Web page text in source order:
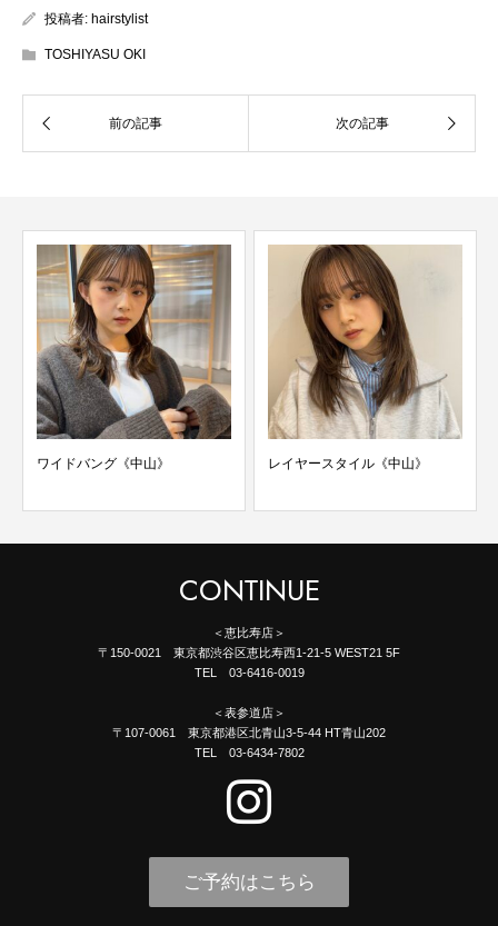
投稿者: hairstylist
TOSHIYASU OKI
ワイドバング《中山》 レイヤースタイル《中山》
CONTINUE
＜恵比寿店＞
〒150-0021 東京都渋谷区恵比寿西1-21-5 WEST21 5F
TEL 03-6416-0019
＜表参道店＞
〒107-0061 東京都港区北青山3-5-44 HT青山202
TEL 03-6434-7802
ご予約はこちら